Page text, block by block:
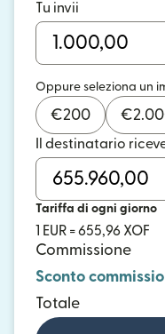
Tu invii
Oppure seleziona un
€200 €
Il destinatario
Tariffa di ogni giorno
1 EUR = 655,96 XOF
Commissione
Sconto
Totale